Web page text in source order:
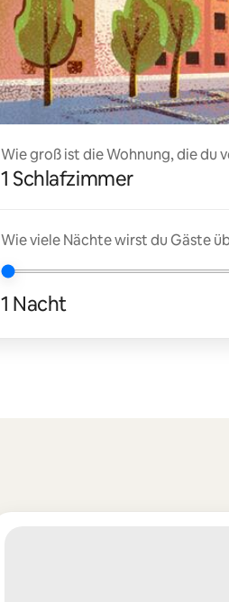
Wie groß ist die Wohnung, die du
1 Schlafzimmer
Wie viele Nächte wirst du Gäste
1 Nacht